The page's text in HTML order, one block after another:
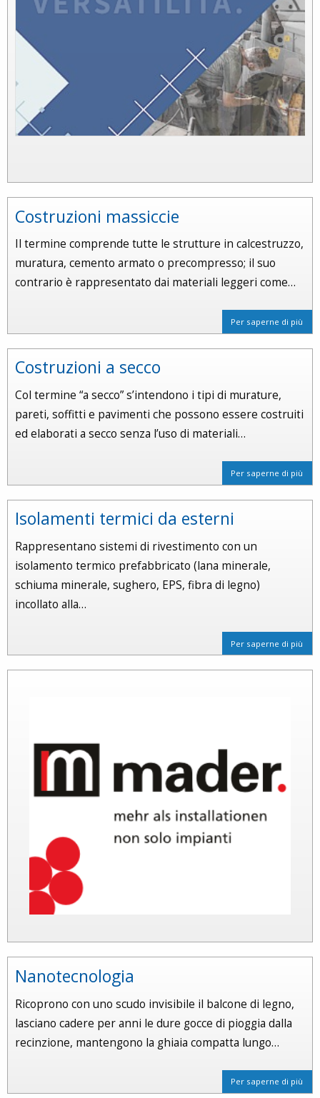
Costruzioni massiccie
Il termine comprende tutte le strutture in calcestruzzo,
muratura, cemento armato o precompresso; il suo
contrario è rappresentato dai materiali leggeri come…
Per saperne di più
Costruzioni a secco
Col termine “a secco” s’intendono i tipi di murature,
pareti, soffitti e pavimenti che possono essere costruiti
ed elaborati a secco senza l’uso di materiali…
Per saperne di più
Isolamenti termici da esterni
Rappresentano sistemi di rivestimento con un
isolamento termico prefabbricato (lana minerale,
schiuma minerale, sughero, EPS, fibra di legno)
incollato alla…
Per saperne di più
Nanotecnologia
Ricoprono con uno scudo invisibile il balcone di legno,
lasciano cadere per anni le dure gocce di pioggia dalla
recinzione, mantengono la ghiaia compatta lungo…
Per saperne di più